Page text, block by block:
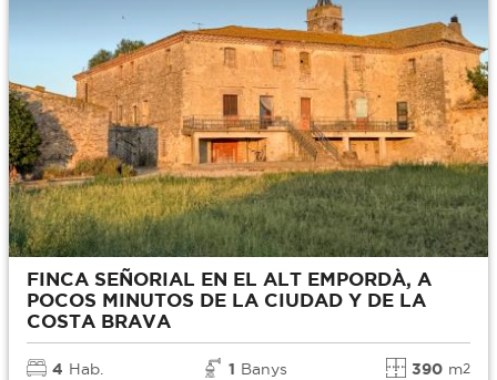
FINCA SEÑORIAL EN EL ALT EMPORDÀ, A
POCOS MINUTOS DE LA CIUDAD Y DE LA
COSTA BRAVA
4 Hab. 1 Banys 390 m2